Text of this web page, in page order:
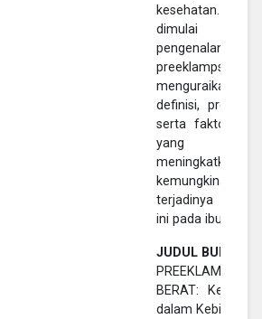
kesehatan. Buku
dimulai
pengenalan
preeklampsia,
menguraikan
definisi,
serta faktor
yang
meningkatkan
kemungkinan
terjadinya
ini pada ibu hamil.
JUDUL BUKU :
PREEKLAMPSIA
BERAT:
dalam Kebidanan